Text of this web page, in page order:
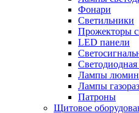
Фонари
Светильники
Прожекторы
LED панели
Светодиодная
Лампы
Лампы
Патроны
Щитовое